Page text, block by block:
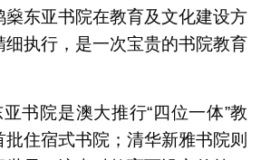
燊东亚书院在教育及文化建设方
细执行，是一次宝贵的书院教育
书院是澳大推行“四位一体”教
住宿式书院；清华新雅书院则